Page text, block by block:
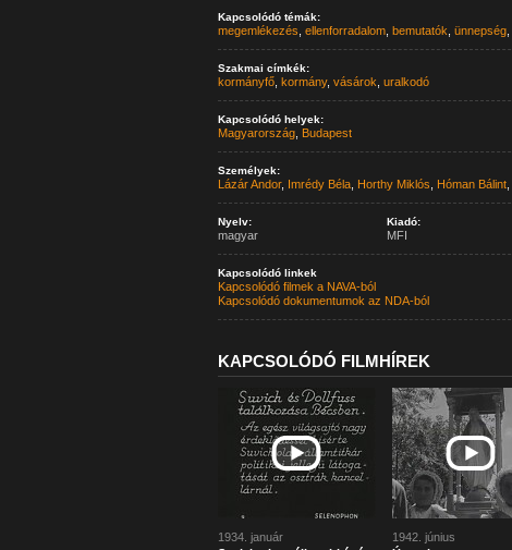
Kapcsolódó témák:
megemlékezés ellenforradalom, bemutatók ünnepség,
Szakmai címkék:
kormányfő, kormány, vásárok uralkodó
Kapcsolódó helyek:
Magyarország, Budapest
Személyek:
Lázár Andor, Imrédy Béla, Horthy Miklós Hóman Bálint,
Nyelv:
magyar
Kiadó:
MFI
Kapcsolódó linkek
Kapcsolódó filmek a NAVA-ból
Kapcsolódó dokumentumok az NDA-ból
KAPCSOLÓDÓ FILMHÍREK
1934. január
1942. június